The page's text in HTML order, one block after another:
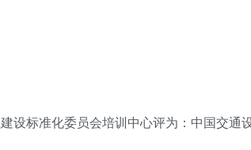
标准化委员会培训中心评为：中国交通